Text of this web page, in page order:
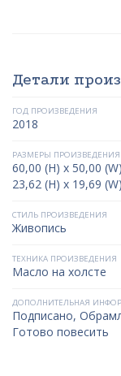
Детали
ГОД ПРОИЗВЕДЕНИЯ
2018
РАЗМЕРЫ ПРОИЗВЕДЕНИЯ
60,00 (H) x 50,00
23,62 (H) x 19,69
СТИЛЬ ПРОИЗВЕДЕНИЯ
Живопись
ТЕХНИКА ПРОИЗВЕДЕНИЯ
Масло на холсте
ДОПОЛНИТЕЛЬНАЯ
Подписано,
Готово повесить